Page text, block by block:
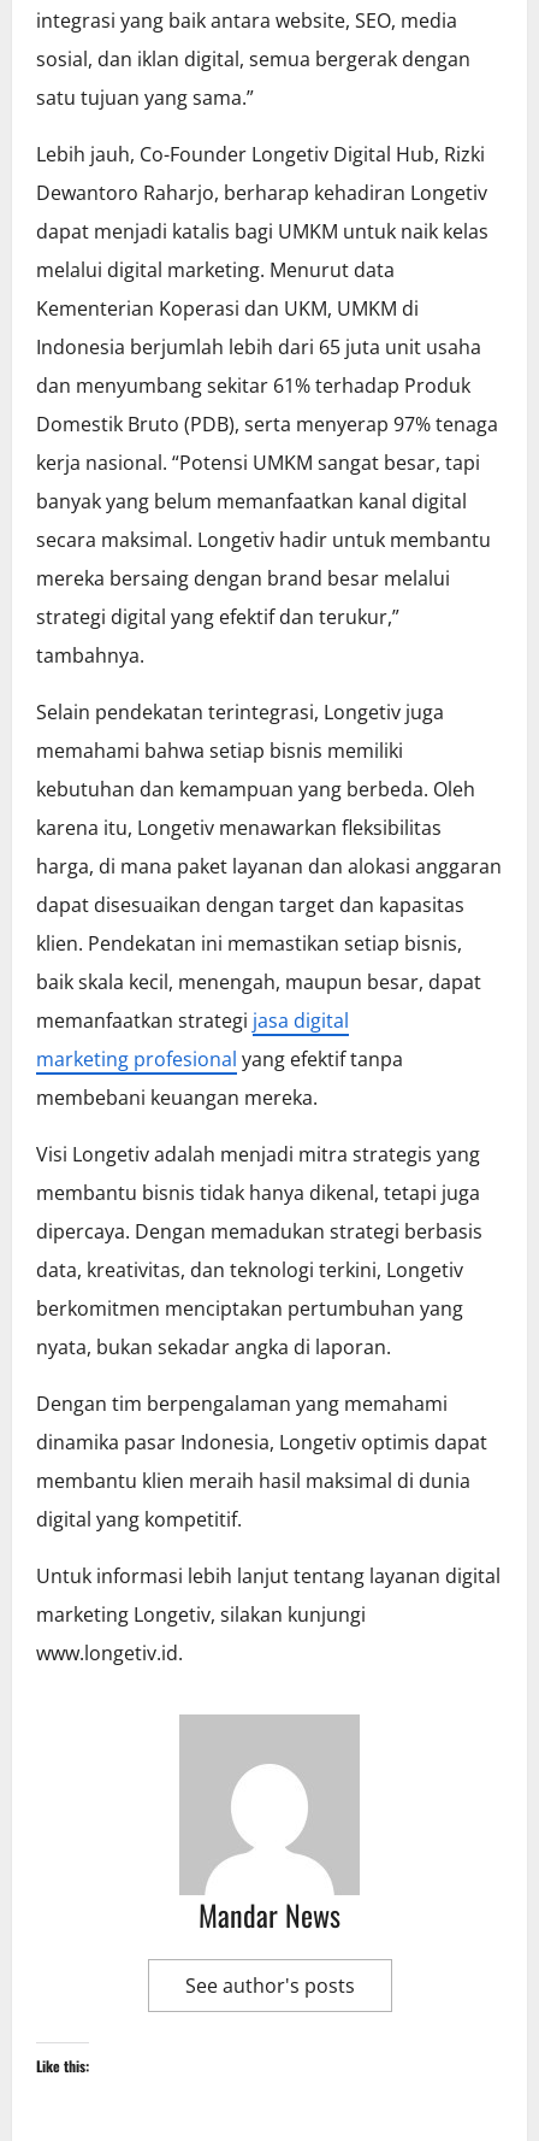
integrasi yang baik antara website, SEO, media
sosial, dan iklan digital, semua bergerak dengan
satu tujuan yang sama.”
Lebih jauh, Co-Founder Longetiv Digital Hub, Rizki
Dewantoro Raharjo, berharap kehadiran Longetiv
dapat menjadi katalis bagi UMKM untuk naik kelas
melalui digital marketing. Menurut data
Kementerian Koperasi dan UKM, UMKM di
Indonesia berjumlah lebih dari 65 juta unit usaha
dan menyumbang sekitar 61% terhadap Produk
Domestik Bruto (PDB), serta menyerap 97% tenaga
kerja nasional. “Potensi UMKM sangat besar, tapi
banyak yang belum memanfaatkan kanal digital
secara maksimal. Longetiv hadir untuk membantu
mereka bersaing dengan brand besar melalui
strategi digital yang efektif dan terukur,”
tambahnya.
Selain pendekatan terintegrasi, Longetiv juga
memahami bahwa setiap bisnis memiliki
kebutuhan dan kemampuan yang berbeda. Oleh
karena itu, Longetiv menawarkan fleksibilitas
harga, di mana paket layanan dan alokasi anggaran
dapat disesuaikan dengan target dan kapasitas
klien. Pendekatan ini memastikan setiap bisnis,
baik skala kecil, menengah, maupun besar, dapat
memanfaatkan strategi jasa digital
marketing profesional yang efektif tanpa
membebani keuangan mereka.
Visi Longetiv adalah menjadi mitra strategis yang
membantu bisnis tidak hanya dikenal, tetapi juga
dipercaya. Dengan memadukan strategi berbasis
data, kreativitas, dan teknologi terkini, Longetiv
berkomitmen menciptakan pertumbuhan yang
nyata, bukan sekadar angka di laporan.
Dengan tim berpengalaman yang memahami
dinamika pasar Indonesia, Longetiv optimis dapat
membantu klien meraih hasil maksimal di dunia
digital yang kompetitif.
Untuk informasi lebih lanjut tentang layanan digital
marketing Longetiv, silakan kunjungi
www.longetiv.id.
Mandar News
See author's posts
Like this: